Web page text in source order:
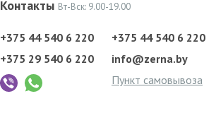
Контакты Вт-Вск: 9.00-19.00
+375 44 540 6 220
+375 29 540 6 220
+375 44 540 6 220
info@zerna.by
Пункт самовывоза